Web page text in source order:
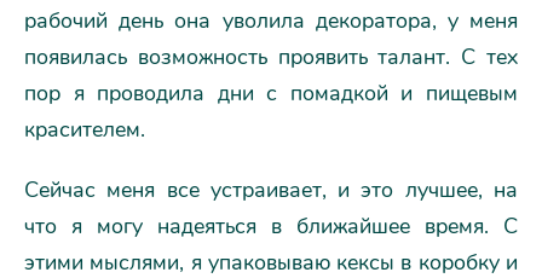
рабочий день она уволила декоратора, у меня
появилась возможность проявить талант. С тех
пор я проводила дни с помадкой и пищевым
красителем.
Сейчас меня все устраивает, и это лучшее, на
что я могу надеяться в ближайшее время. С
этими мыслями, я упаковываю кексы в коробку и